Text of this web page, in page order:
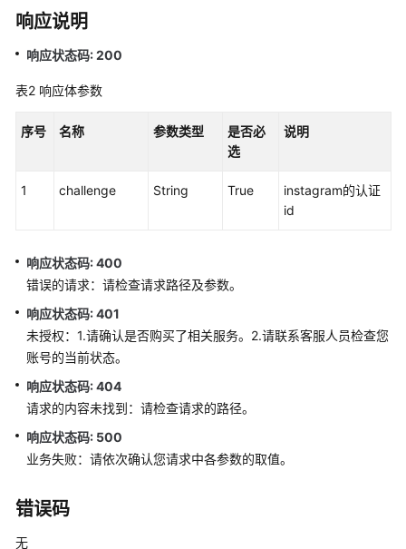
类
接
口
考
Fabric）
述
中
心
配
置
类
口
移
动
和
响应说明
响应状态码: 200
表2 响应体参数
序号 名称 参数类型
是否必
选
说明
1 challenge String True
instagram的认证
id
响应状态码: 400
错误的请求：请检查请求路径及参数。
响应状态码: 401
未授权：1.请确认是否购买了相关服务。2.请联系客服人员检查您
账号的当前状态。
响应状态码: 404
请求的内容未找到：请检查请求的路径。
响应状态码: 500
业务失败：请依次确认您请求中各参数的取值。
错误码
无